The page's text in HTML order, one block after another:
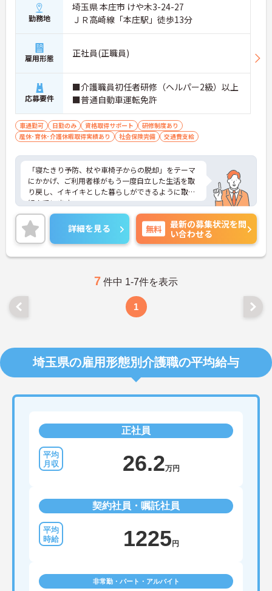
勤務地
埼玉県 本庄市 けや木3-24-27
ＪＲ高崎線「本庄駅」徒歩13分
雇用形態 正社員(正職員)
応募要件
■介護職員初任者研修（ヘルパー2級）以上
■普通自動車運転免許
車通勤可 日勤のみ 資格取得サポート
研修制度あり
産休･育休･介護休暇取得実績あり
社会保険完備 交通費支給
「寝たきり予防、杖や車椅子からの脱却」をテーマ
にかかげ、ご利用者様がもう一度自立した生活を取
り戻し、イキイキとした暮らしができるように取り
組んでいます。
整骨院からスタートした法人で、現在も店舗を増や
し続けている安定感のある母体です。事業拡大傾向
にあるため、頑張り次第ではキャリアアップも見込
めるます。複数の店舗を経営しているノウハウを生
かした研修制度も自身の成長に繋がります。自立支
る職場も魅力の1つです。
ご興味のある方はお気軽にお問い合わせ下さいま
詳細を見る 無料
最新の募集状況を問
い合わせる
7 件中 1-7件を表示
1
埼玉県の雇用形態別介護職の平均給与
正社員
26.2万円
契約社員・嘱託社員
1225 円
非常勤・パート・アルバイト